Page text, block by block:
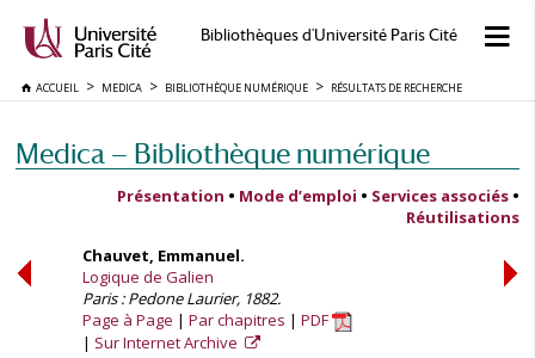
Bibliothèques d'Université Paris Cité
ACCUEIL MEDICA BIBLIOTHÈQUE NUMÉRIQUE RÉSULTATS DE RECHERCHE
Medica — Bibliothèque numérique
Présentation • Mode d’emploi • Services associés •
Réutilisations
Chauvet, Emmanuel.
Logique de Galien
Paris : Pedone Laurier, 1882.
Page à Page
Par chapitres
PDF
Sur Internet Archive